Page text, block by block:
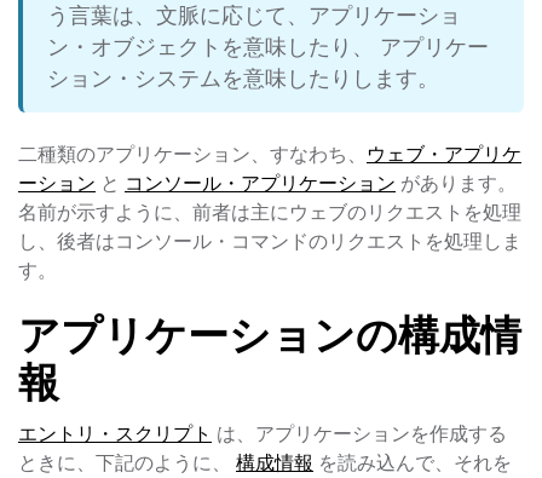
う言葉は、文脈に応じて、アプリケーショ
ン・オブジェクトを意味したり、 アプリケー
ション・システムを意味したりします。
二種類のアプリケーション、すなわち、 ウェブ・アプリケ
ーション と コンソール・アプリケーション があります。
名前が示すように、前者は主にウェブのリクエストを処理
し、後者はコンソール・コマンドのリクエストを処理しま
す。
アプリケーションの構成情
報
エントリ・スクリプト は、アプリケーションを作成する
ときに、下記のように、 構成情報 を読み込んで、それを